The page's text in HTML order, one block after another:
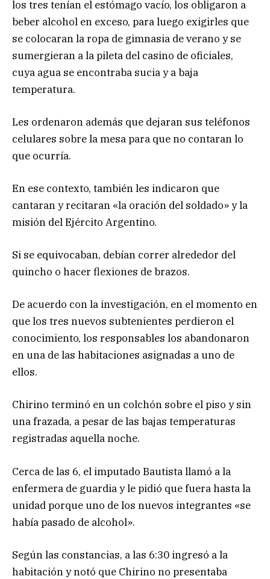
los tres tenían el estómago vacío, los obligaron a
beber alcohol en exceso, para luego exigirles que
se colocaran la ropa de gimnasia de verano y se
sumergieran a la pileta del casino de oficiales,
cuya agua se encontraba sucia y a baja
temperatura.
Les ordenaron además que dejaran sus teléfonos
celulares sobre la mesa para que no contaran lo
que ocurría.
En ese contexto, también les indicaron que
cantaran y recitaran «la oración del soldado» y la
misión del Ejército Argentino.
Si se equivocaban, debían correr alrededor del
quincho o hacer flexiones de brazos.
De acuerdo con la investigación, en el momento en
que los tres nuevos subtenientes perdieron el
conocimiento, los responsables los abandonaron
en una de las habitaciones asignadas a uno de
ellos.
Chirino terminó en un colchón sobre el piso y sin
una frazada, a pesar de las bajas temperaturas
registradas aquella noche.
Cerca de las 6, el imputado Bautista llamó a la
enfermera de guardia y le pidió que fuera hasta la
unidad porque uno de los nuevos integrantes «se
había pasado de alcohol».
Según las constancias, a las 6:30 ingresó a la
habitación y notó que Chirino no presentaba